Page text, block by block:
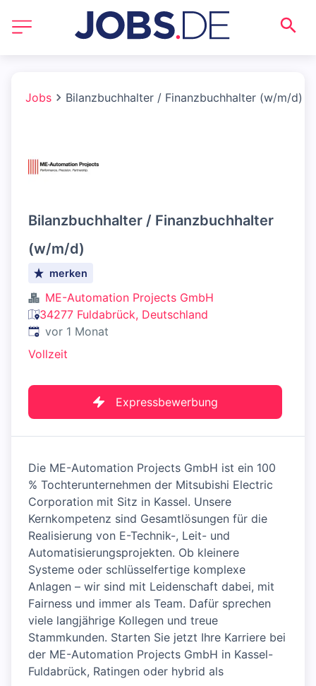
Jobs Bilanzbuchhalter / Finanzbuchhalter (w/m/d)
Bilanzbuchhalter / Finanzbuchhalter
(w/m/d)
merken
ME-Automation Projects GmbH
34277 Fuldabrück, Deutschland
Veröffentlicht:
vor 1 Monat
Vollzeit
Expressbewerbung
Die ME-Automation Projects GmbH ist ein 100
% Tochterunternehmen der Mitsubishi Electric
Corporation mit Sitz in Kassel. Unsere
Kernkompetenz sind Gesamtlösungen für die
Realisierung von E-Technik-, Leit- und
Automatisierungsprojekten. Ob kleinere
Systeme oder schlüsselfertige komplexe
Anlagen – wir sind mit Leidenschaft dabei, mit
Fairness und immer als Team. Dafür sprechen
viele langjährige Kollegen und treue
Stammkunden. Starten Sie jetzt Ihre Karriere bei
der ME-Automation Projects GmbH in Kassel-
Fuldabrück, Ratingen oder hybrid als